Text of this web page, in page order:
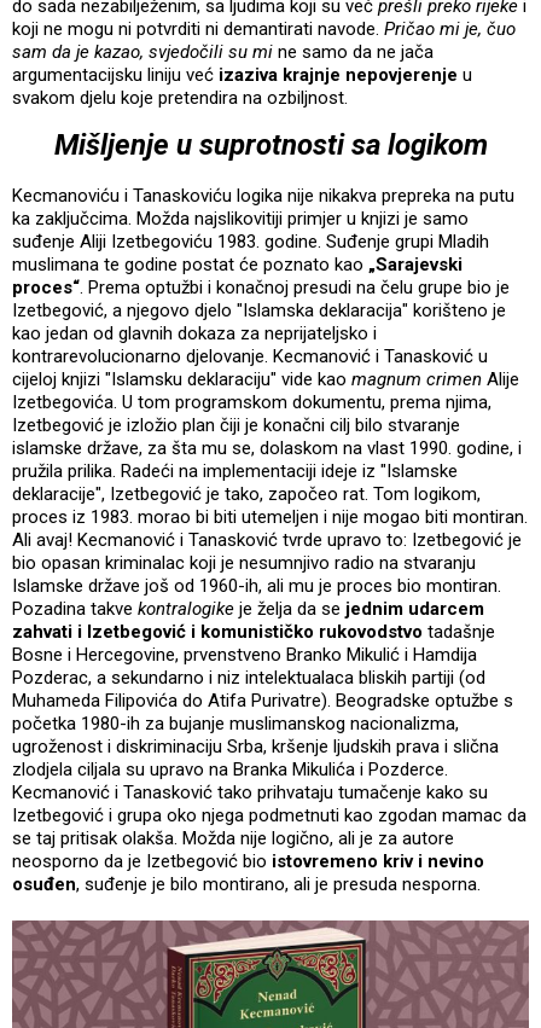
do sada nezabilježenim, sa ljudima koji su već prešli preko rijeke i
koji ne mogu ni potvrditi ni demantirati navode. Pričao mi je, čuo
sam da je kazao, svjedočili su mi ne samo da ne jača
argumentacijsku liniju već izaziva krajnje nepovjerenje u
svakom djelu koje pretendira na ozbiljnost.
Mišljenje u suprotnosti sa logikom
Kecmanoviću i Tanaskoviću logika nije nikakva prepreka na putu
ka zaključcima. Možda najslikovitiji primjer u knjizi je samo
suđenje Aliji Izetbegoviću 1983. godine. Suđenje grupi Mladih
muslimana te godine postat će poznato kao „Sarajevski
proces“. Prema optužbi i konačnoj presudi na čelu grupe bio je
Izetbegović, a njegovo djelo "Islamska deklaracija" korišteno je
kao jedan od glavnih dokaza za neprijateljsko i
kontrarevolucionarno djelovanje. Kecmanović i Tanasković u
cijeloj knjizi "Islamsku deklaraciju" vide kao magnum crimen Alije
Izetbegovića. U tom programskom dokumentu, prema njima,
Izetbegović je izložio plan čiji je konačni cilj bilo stvaranje
islamske države, za šta mu se, dolaskom na vlast 1990. godine, i
pružila prilika. Radeći na implementaciji ideje iz "Islamske
deklaracije", Izetbegović je tako, započeo rat. Tom logikom,
proces iz 1983. morao bi biti utemeljen i nije mogao biti montiran.
Ali avaj! Kecmanović i Tanasković tvrde upravo to: Izetbegović je
bio opasan kriminalac koji je nesumnjivo radio na stvaranju
Islamske države još od 1960-ih, ali mu je proces bio montiran.
Pozadina takve kontralogike je želja da se jednim udarcem
zahvati i Izetbegović i komunističko rukovodstvo tadašnje
Bosne i Hercegovine, prvenstveno Branko Mikulić i Hamdija
Pozderac, a sekundarno i niz intelektualaca bliskih partiji (od
Muhameda Filipovića do Atifa Purivatre). Beogradske optužbe s
početka 1980-ih za bujanje muslimanskog nacionalizma,
ugroženost i diskriminaciju Srba, kršenje ljudskih prava i slična
zlodjela ciljala su upravo na Branka Mikulića i Pozderce.
Kecmanović i Tanasković tako prihvataju tumačenje kako su
Izetbegović i grupa oko njega podmetnuti kao zgodan mamac da
se taj pritisak olakša. Možda nije logično, ali je za autore
neosporno da je Izetbegović bio istovremeno kriv i nevino
osuđen, suđenje je bilo montirano, ali je presuda nesporna.